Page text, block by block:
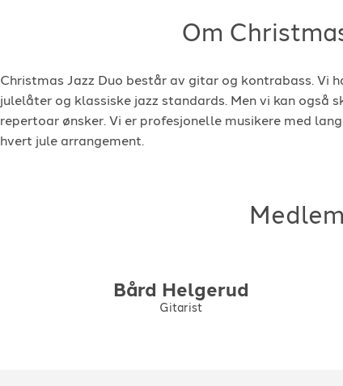
Om
Christmas Jazz Duo består av gitar og kontrabass. Vi
julelåter og klassiske jazz standards. Men vi kan også
repertoar ønsker. Vi er profesjonelle musikere med
hvert jule arrangement.
Bård Helgerud
Gitarist